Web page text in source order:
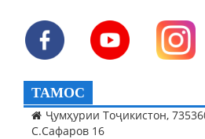
ТАМОС
Ҷумҳурии Тоҷикистон,
С.Сафаров 16